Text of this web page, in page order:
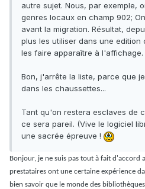
autre sujet. Nous, par exemple,
genres locaux en champ 902;
avant la migration. Résultat,
plus les utiliser dans une edition
les faire apparaître à l'affichage.
Bon, j'arrête la liste, parce que
dans les chaussettes...
Tant qu'on restera esclaves de
ce sera pareil. (Vive le logiciel
une sacrée épreuve !
Bonjour, je ne suis pas tout à fait d'accord
prestataires ont une certaine expérience
bien savoir que le monde des